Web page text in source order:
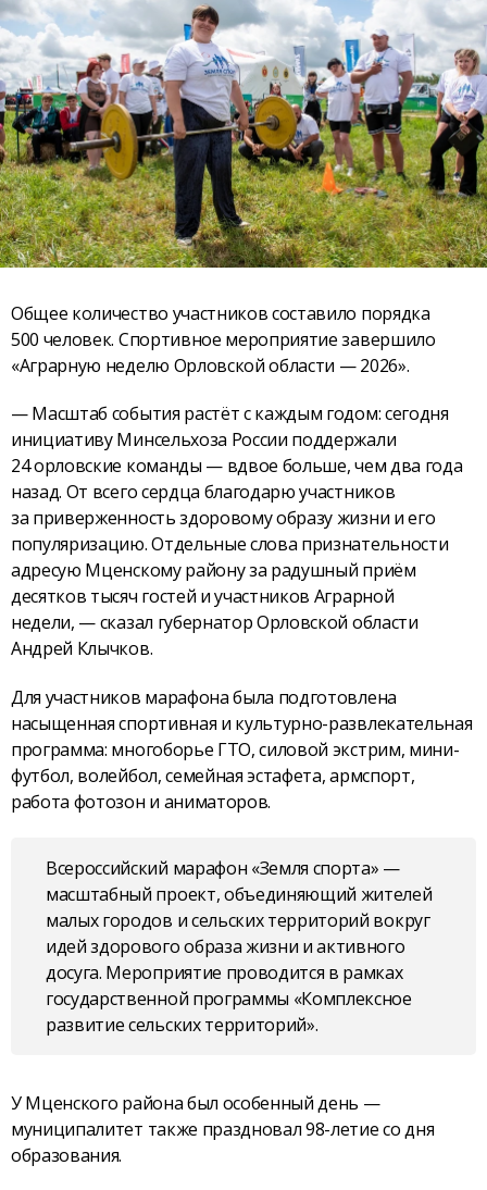
Общее количество участников составило порядка
500 человек. Спортивное мероприятие завершило
«Аграрную неделю Орловской области — 2026».
— Масштаб события растёт с каждым годом: сегодня
инициативу Минсельхоза России поддержали
24 орловские команды — вдвое больше, чем два года
назад. От всего сердца благодарю участников
за приверженность здоровому образу жизни и его
популяризацию. Отдельные слова признательности
адресую Мценскому району за радушный приём
десятков тысяч гостей и участников Аграрной
недели, — сказал губернатор Орловской области
Андрей Клычков.
Для участников марафона была подготовлена
насыщенная спортивная и культурно-развлекательная
программа: многоборье ГТО, силовой экстрим, мини-
футбол, волейбол, семейная эстафета, армспорт,
работа фотозон и аниматоров.
Всероссийский марафон «Земля спорта» —
масштабный проект, объединяющий жителей
малых городов и сельских территорий вокруг
идей здорового образа жизни и активного
досуга. Мероприятие проводится в рамках
государственной программы «Комплексное
развитие сельских территорий».
У Мценского района был особенный день —
муниципалитет также праздновал 98-летие со дня
образования.